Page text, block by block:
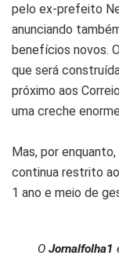
pelo ex-prefeito
anunciando
benefícios novos.
que será
próximo aos
uma creche
Mas, por
continua restrito
1 ano e meio de
O Jornalfolha1